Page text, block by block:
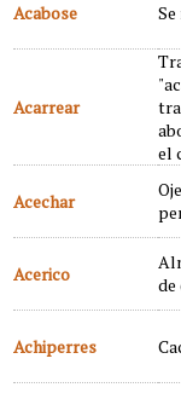
Acabose
Acarrear
el
Acechar
Acerico
de
Achiperres